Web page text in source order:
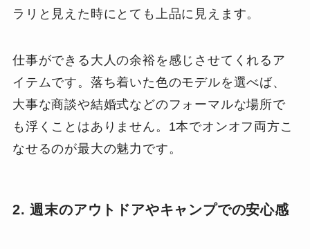
ラリと見えた時にとても上品に見えます。
仕事ができる大人の余裕を感じさせてくれるア
イテムです。落ち着いた色のモデルを選べば、
大事な商談や結婚式などのフォーマルな場所で
も浮くことはありません。1本でオンオフ両方こ
なせるのが最大の魅力です。
2. 週末のアウトドアやキャンプでの安心感